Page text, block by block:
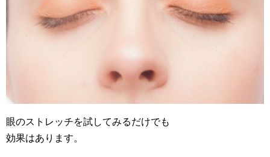
眼のストレッチを試してみるだけでも
効果はあります。